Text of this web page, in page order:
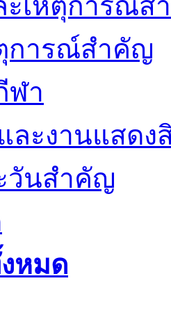
การณ์สำคัญ
ฬา
ละงานแสดง
วันสำคัญ
หมด